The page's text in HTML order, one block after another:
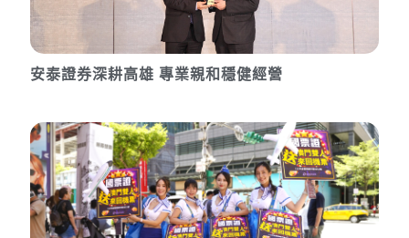
安泰證券深耕高雄 專業親和穩健經營